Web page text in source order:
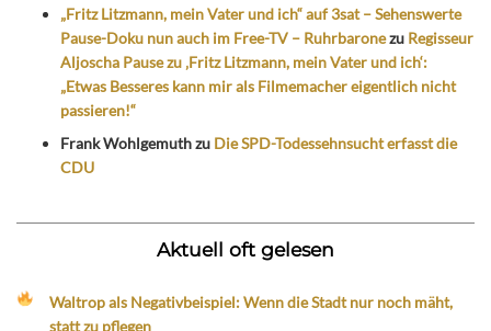
„Fritz Litzmann, mein Vater und ich“ auf 3sat – Sehenswerte
Pause-Doku nun auch im Free-TV – Ruhrbaronezu Regisseur
Aljoscha Pause zu ‚Fritz Litzmann, mein Vater und ich‘:
„Etwas Besseres kann mir als Filmemacher eigentlich nicht
passieren!“
Frank Wohlgemuthzu Die SPD-Todessehnsucht erfasst die
CDU
Aktuell oft gelesen
Waltrop als Negativbeispiel: Wenn die Stadt nur noch mäht,
statt zu pflegen